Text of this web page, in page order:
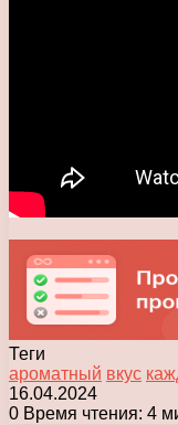
Теги
ароматный вкус
16.04.2024
0 Время чтения: 4